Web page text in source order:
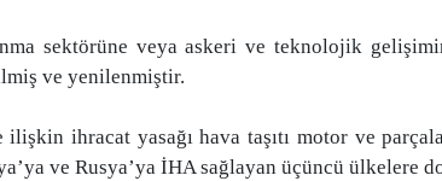
sektörüne veya askeri ve teknolojik
ve yenilenmiştir.
ihracat yasağı hava taşıtı motor ve
ve Rusya’ya İHA sağlayan üçüncü ülkelere